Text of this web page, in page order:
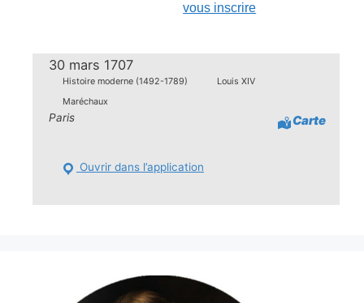
vous inscrire
30 mars 1707
Histoire moderne (1492-1789)
Louis XIV
Maréchaux
Paris Carte
Ouvrir dans l’application